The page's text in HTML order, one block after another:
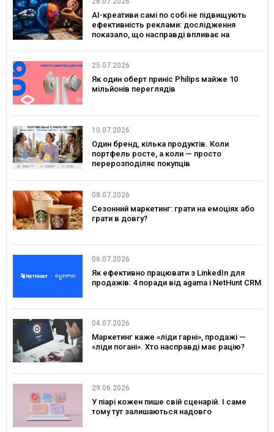
AI-креативи самі по собі не підвищують
ефективність реклами: дослідження
показало, що насправді впливає на
25.07.2026
Як один оберт приніс Philips майже 10
мільйонів переглядів
10.07.2026
Один бренд, кілька продуктів. Коли
портфель росте, а коли — просто
перерозподіляє покупців
08.07.2026
Сезонний маркетинг: грати на емоціях або
грати в довгу?
06.07.2026
Як ефективно працювати з LinkedIn для
продажів: 4 поради від agama і NetHunt CRM
04.07.2026
Маркетинг каже «ліди гарні», продажі —
«ліди погані». Хто насправді має рацію?
29.06.2026
У піарі кожен пише свій сценарій. І саме
тому тут залишаються надовго